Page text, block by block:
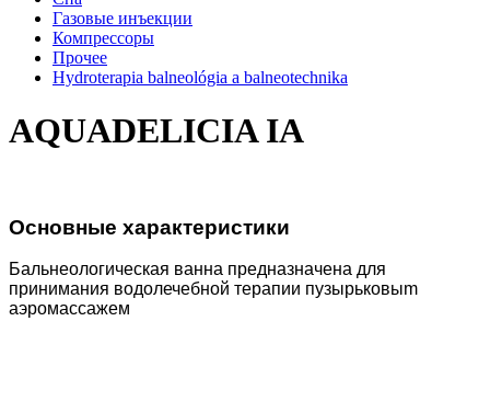
Газовые инъекции
Компрессоры
Прочеe
Hydroterapia balneológia a balneotechnika
AQUADELICIA IА
Основные характеристики
Бальнеологическая ванна предназначена для
принимания водолечебной терапии пузырьковыm
aэрoмaccaжем